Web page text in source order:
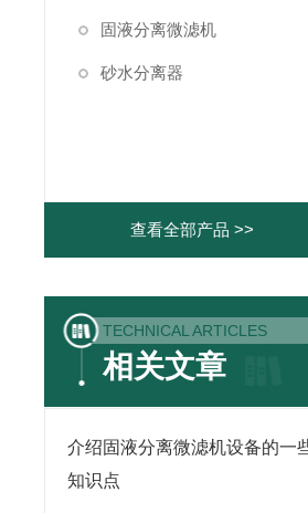
固液分离微滤机
砂水分离器
查看全部产品 >>
TECHNICAL ARTICLES
相关文章
介绍固液分离微滤机设备的一
知识点